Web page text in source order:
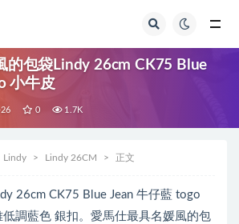
的包袋Lindy 26cm CK75 Blue
小牛皮
0 1.7K
Lindy Lindy 26CM 正文
26cm CK75 Blue Jean 牛仔藍 togo
調藍色 銀扣。愛馬仕最具名媛風的包